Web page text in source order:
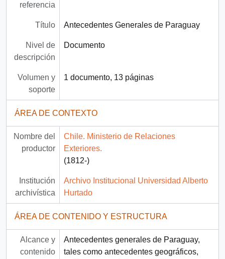
referencia
Título Antecedentes Generales de Paraguay
Nivel de
descripción
Documento
Volumen y
soporte
1 documento, 13 páginas
ÁREA DE CONTEXTO
Nombre del
productor
Chile. Ministerio de Relaciones
Exteriores.
(1812-)
Institución
archivística
Archivo Institucional Universidad Alberto
Hurtado
ÁREA DE CONTENIDO Y ESTRUCTURA
Alcance y
contenido
Antecedentes generales de Paraguay,
tales como antecedentes geográficos,